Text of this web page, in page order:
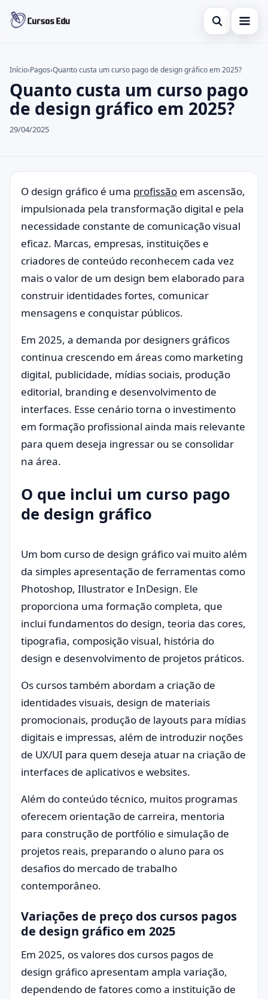
Abrir busca
Inglês
Idiomas
Buscar no site ×
Buscar por:
Pressione Enter para buscar ou ESC para fechar.
Início›Pagos›Quanto custa um curso pago de design gráfico em 2025?
Quanto custa um curso pago
de design gráfico em 2025?
29/04/2025
O design gráfico é uma profissão em ascensão,
impulsionada pela transformação digital e pela
necessidade constante de comunicação visual
eficaz. Marcas, empresas, instituições e
criadores de conteúdo reconhecem cada vez
mais o valor de um design bem elaborado para
construir identidades fortes, comunicar
mensagens e conquistar públicos.
Em 2025, a demanda por designers gráficos
continua crescendo em áreas como marketing
digital, publicidade, mídias sociais, produção
editorial, branding e desenvolvimento de
interfaces. Esse cenário torna o investimento
em formação profissional ainda mais relevante
para quem deseja ingressar ou se consolidar
na área.
O que inclui um curso pago
de design gráfico
Um bom curso de design gráfico vai muito além
da simples apresentação de ferramentas como
Photoshop, Illustrator e InDesign. Ele
proporciona uma formação completa, que
inclui fundamentos do design, teoria das cores,
tipografia, composição visual, história do
design e desenvolvimento de projetos práticos.
Os cursos também abordam a criação de
identidades visuais, design de materiais
promocionais, produção de layouts para mídias
digitais e impressas, além de introduzir noções
de UX/UI para quem deseja atuar na criação de
interfaces de aplicativos e websites.
Além do conteúdo técnico, muitos programas
oferecem orientação de carreira, mentoria
para construção de portfólio e simulação de
projetos reais, preparando o aluno para os
desafios do mercado de trabalho
contemporâneo.
Variações de preço dos cursos pagos
de design gráfico em 2025
Em 2025, os valores dos cursos pagos de
design gráfico apresentam ampla variação,
dependendo de fatores como a instituição de